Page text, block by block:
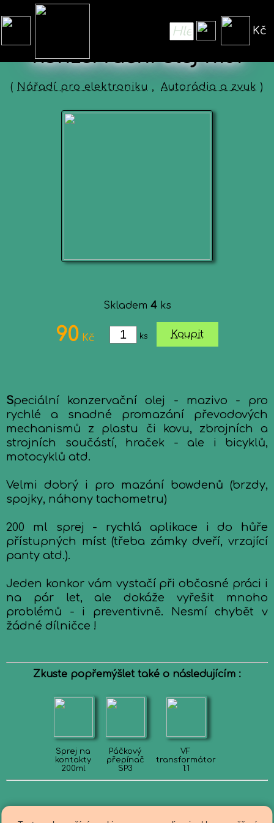
Kč
Konzervační olej K101
( Nářadí pro elektroniku , Autorádia a zvuk )
Skladem 4ks
90Kč ks Koupit
Speciální konzervační olej - mazivo - pro
rychlé a snadné promazání převodových
mechanismů z plastu či kovu, zbrojních a
strojních součástí, hraček - ale i bicyklů,
motocyklů atd.
Velmi dobrý i pro mazání bowdenů (brzdy,
spojky, náhony tachometru)
200 ml sprej - rychlá aplikace i do hůře
přístupných míst (třeba zámky dveří, vrzající
panty atd.).
Jeden konkor vám vystačí při občasné práci i
na pár let, ale dokáže vyřešit mnoho
problémů - i preventivně. Nesmí chybět v
žádné dílničce !
Zkuste popřemýšlet také o následujícím :
Sprej na
kontakty
200ml
Páčkový
přepínač
SP3
VF
transformátor
1:1